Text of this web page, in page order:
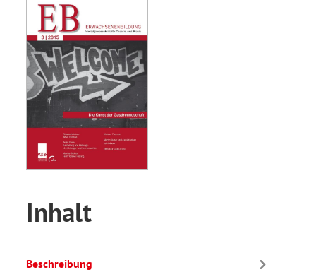
Inhalt
Beschreibung